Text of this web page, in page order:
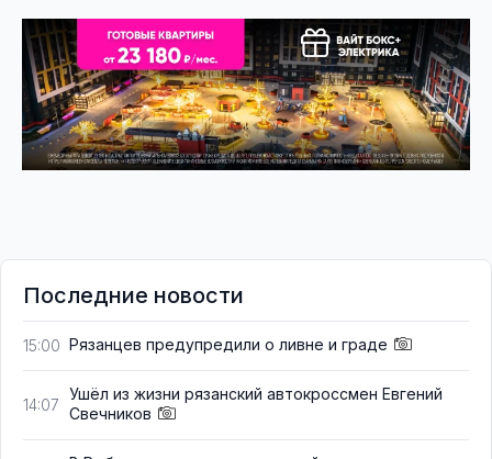
Последние новости
15:00 Рязанцев предупредили о ливне и граде
14:07
Ушёл из жизни рязанский автокроссмен Евгений
Свечников